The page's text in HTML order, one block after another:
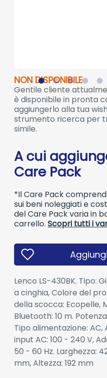
NON DISPONIBILE
Gentile cliente
è disponibile in pronta
aggiungerlo alla tua
strumento ricerca per
simile.
A cui
Care Pack
*Il Care Pack
sui beni noleggiati e
del Care Pack varia in
carrello. Scopri tutti i
Lenco LS-430BK. Tipo:
a cinghia, Colore del
della scocca: Ecopelle,
Bluetooth: 10 m.
Tipo alimentazione:
input AC: 100 - 240 V,
50 - 60 Hz. Larghezza:
mm, Altezza: 192 mm